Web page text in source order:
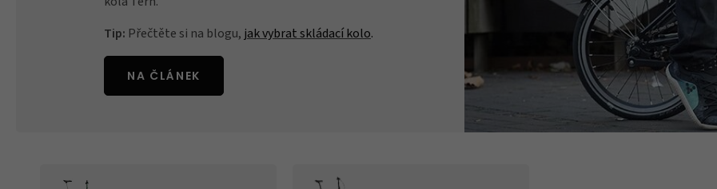
Ochranné fólie
Košíky na láhve
Tip: Přečtěte si na blogu, jak vybrat skládací kolo.
NA ČLÁNEK